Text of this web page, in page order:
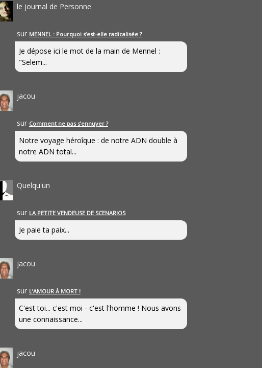
le journal de Personne
sur MENNEL : Pourquoi s’est-elle radicalisée ?
Je dépose ici le mot de la main de Mennel :
"Selem...
jacou
sur Comment ne pas s’ennuyer ?
Notre voyage héroîque : de notre ADN double à
notre ADN total...
Quelqu'un
sur LA PETITE VENDEUSE DE SCENARIOS
Je paie ta paix...
jacou
sur L’AMOUR À MORT !
C'est toi... c'est moi - c'est l'homme ! Nous avons
une connaissance...
jacou